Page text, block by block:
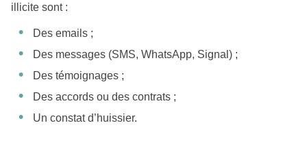
illicite sont :
Des emails ;
Des messages (SMS, WhatsApp, Signal) ;
Des témoignages ;
Des accords ou des contrats ;
Un constat d’huissier.